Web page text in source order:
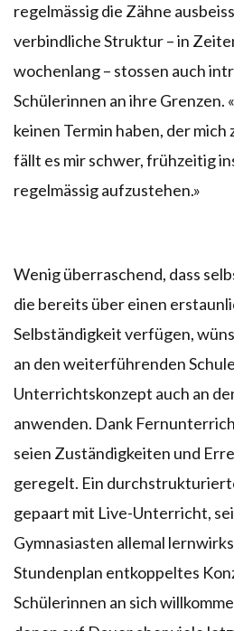
regelmässig die Zähne
verbindliche Struktur – in
wochenlang – stossen auch
Schülerinnen an ihre Grenzen.
keinen Termin haben, der
fällt es mir schwer, frühzeitig
regelmässig aufzustehen.»
Wenig überraschend, dass
die bereits über einen
Selbständigkeit verfügen,
an den weiterführenden
Unterrichtskonzept auch an
anwenden. Dank
seien Zuständigkeiten und
geregelt. Ein
gepaart mit Live-Unterricht,
Gymnasiasten allemal
Stundenplan entkoppeltes
Schülerinnen an sich